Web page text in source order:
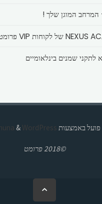
המרחב המוגן שלך !
שמנים בינלאומיים
פועל באמצעות & WordPress.
©2018 פרומט
בחזרה
ללמעלה